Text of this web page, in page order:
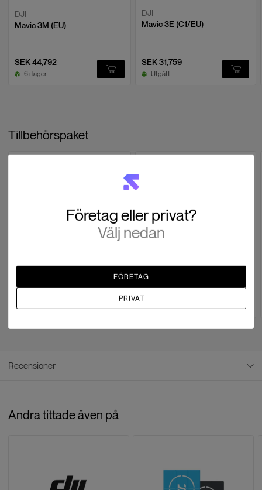
I förpackningen: 1 x landningsplatta (65 cm)
DJI
Mavic 3M (EU)
SEK 44,792
6 i lager
DJI
Mavic 3E (C1/EU)
SEK 31,759
Utgått
Tillbehörspaket
Lito tillbehörspaket (RC-N3)
Paketartikel
Mini 4 Pro - Tillbehörspaket
SEK 1,272
Paketartikel
Recensioner
Andra tittade även på
Företag eller privat?
Välj nedan
FÖRETAG
PRIVAT